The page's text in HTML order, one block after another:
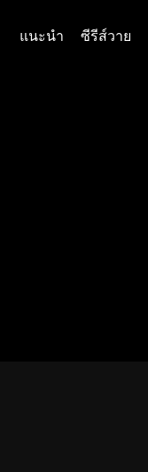
แนะนำ ซีรีส์วาย